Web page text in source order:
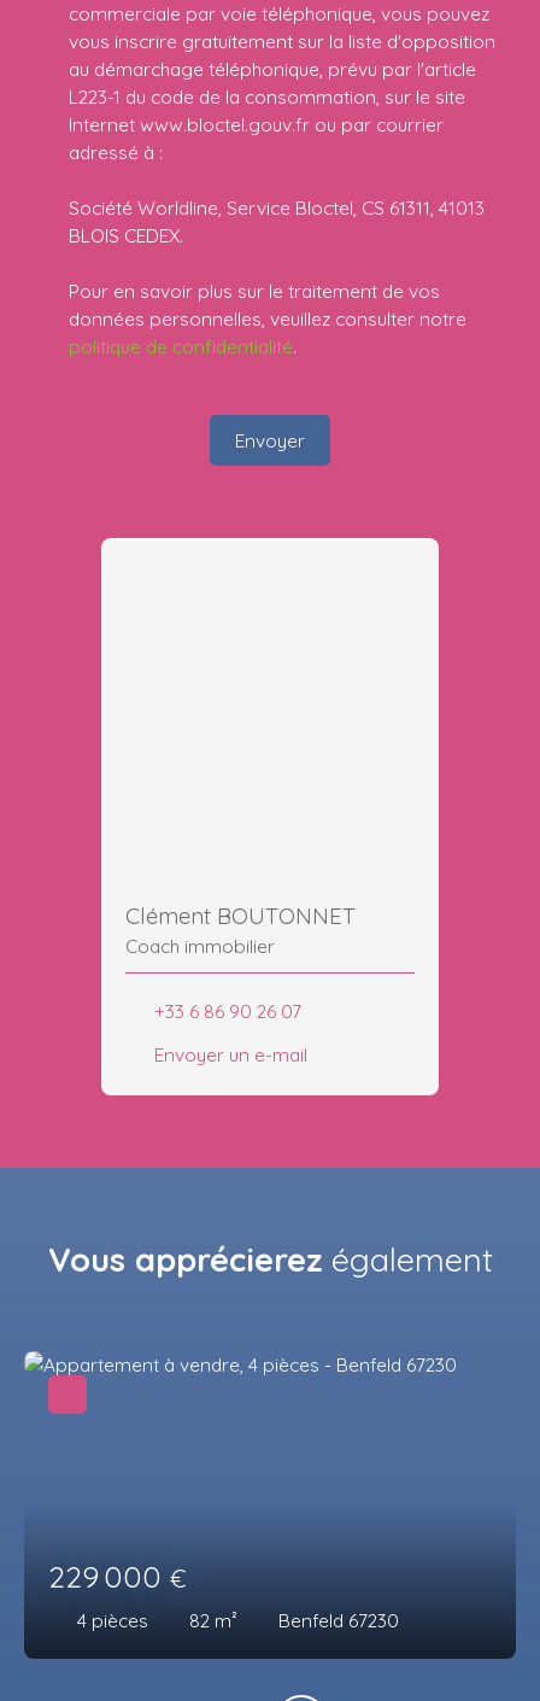
commerciale par voie téléphonique, vous pouvez
vous inscrire gratuitement sur la liste d'opposition
au démarchage téléphonique, prévu par l'article
L223-1 du code de la consommation, sur le site
Internet www.bloctel.gouv.fr ou par courrier
adressé à :
Société Worldline, Service Bloctel, CS 61311, 41013
BLOIS CEDEX.
Pour en savoir plus sur le traitement de vos
données personnelles, veuillez consulter notre
politique de confidentialité.
Envoyer
Clément BOUTONNET
Coach immobilier
+33 6 86 90 26 07
Envoyer un e-mail
Vous apprécierez également
229 000 €
4 pièces 82 m² Benfeld 67230